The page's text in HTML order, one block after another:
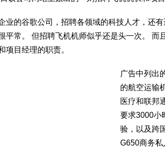
业的谷歌公司，招聘各领域的科技人才，还
平常。 但招聘飞机机师似乎还是头一次。 而
项目经理的职责。
广告中列出
的航空运输
医疗和联邦
要求3000小
验，以及跨
G650商务私